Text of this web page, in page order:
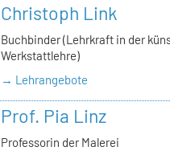
Christoph Link
Buchbinder (Lehrkraft in der
Werkstattlehre)
→ Lehrangebote
Prof. Pia Linz
Professorin der Malerei